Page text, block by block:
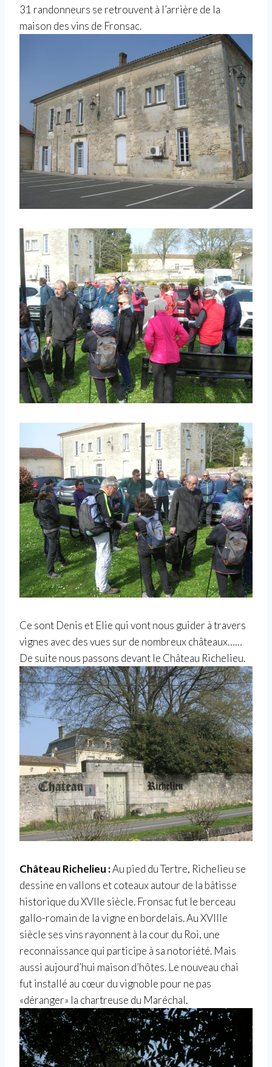
31 randonneurs se retrouvent à l’arrière de la
maison des vins de Fronsac.
Ce sont Denis et Elie qui vont nous guider à travers
vignes avec des vues sur de nombreux châteaux……
De suite nous passons devant le Château Richelieu.
Château Richelieu :Au pied du Tertre, Richelieu se
dessine en vallons et coteaux autour de la bâtisse
historique du XVIIe siècle. Fronsac fut le berceau
gallo-romain de la vigne en bordelais. Au XVIIIe
siècle ses vins rayonnent à la cour du Roi, une
reconnaissance qui participe à sa notoriété. Mais
aussi aujourd’hui maison d’hôtes. Le nouveau chai
fut installé au cœur du vignoble pour ne pas
«déranger» la chartreuse du Maréchal.